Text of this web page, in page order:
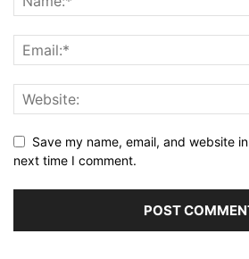
Save my name, email, and website
next time I comment.